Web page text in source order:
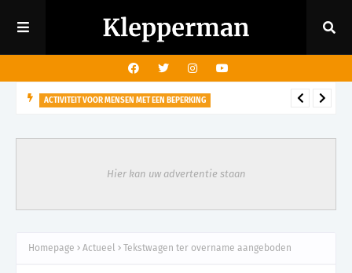
ACTIVITEIT VOOR MENSEN MET EEN BEPERKING
visuele beperking
Hier kan uw advertentie staan
Homepage Actueel Tekstwagen ter overname aangeboden